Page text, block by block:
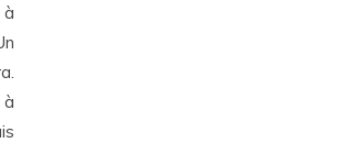
à